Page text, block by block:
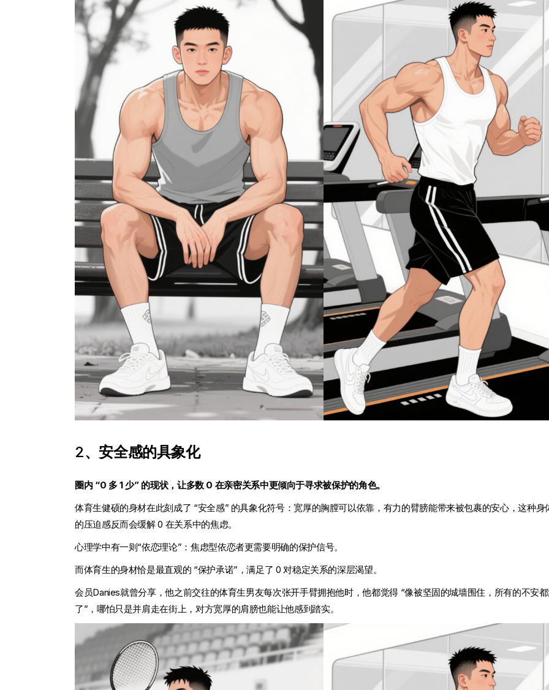
2、安全感的具象化
圈内 “0 多 1 少” 的现状，让多数 0 在亲密关系中更倾向于寻求被保护的角色。
体育生健硕的身材在此刻成了 “安全感” 的具象化符号：宽厚的胸膛可以依靠，有力的臂膀能带来被包裹的安心，这种身
的压迫感反而会缓解 0 在关系中的焦虑。
心理学中有一则“依恋理论”：焦虑型依恋者更需要明确的保护信号。
而体育生的身材恰是最直观的 “保护承诺”，满足了 0 对稳定关系的深层渴望。
会员Danies就曾分享，他之前交往的体育生男友每次张开手臂拥抱他时，他都觉得 “像被坚固的城墙围住，所有的不安
了”，哪怕只是并肩走在街上，对方宽厚的肩膀也能让他感到踏实。